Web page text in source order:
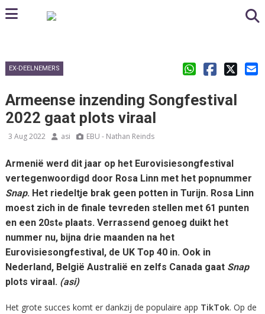
EX-DEELNEMERS
Armeense inzending Songfestival
2022 gaat plots viraal
3 Aug 2022 asi EBU - Nathan Reinds
Armenië werd dit jaar op het Eurovisiesongfestival
vertegenwoordigd door Rosa Linn met het popnummer
Snap. Het riedeltje brak geen potten in Turijn. Rosa Linn
moest zich in de finale tevreden stellen met 61 punten
en een 20steplaats. Verrassend genoeg duikt het
nummer nu, bijna drie maanden na het
Eurovisiesongfestival, de UK Top 40 in. Ook in
Nederland, België Australië en zelfs Canada gaat Snap
plots viraal. (asi)
Het grote succes komt er dankzij de populaire app TikTok. Op de